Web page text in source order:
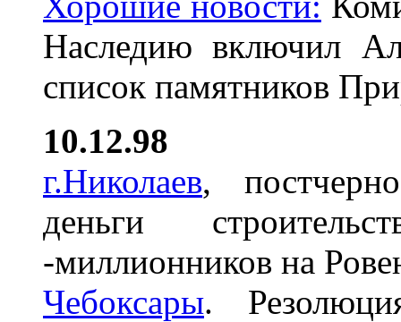
Наследию включил
список памятников
10.12.98
г.Николаев,
деньги
-миллионников на
Чебоксары.